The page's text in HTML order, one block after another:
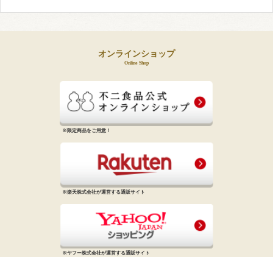
オンラインショップ
Online Shop
※限定商品をご用意！
※楽天株式会社が運営する通販サイト
※ヤフー株式会社が運営する通販サイト